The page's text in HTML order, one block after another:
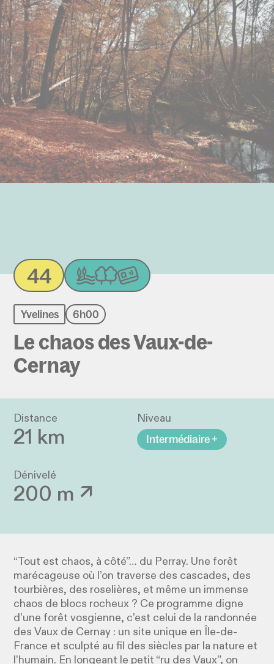
44
Yvelines 6h00
Le chaos des Vaux-de-
Cernay
Distance
21 km
Dénivelé
200 m ↗
Niveau
Intermédiaire +
“Tout est chaos, à côté”… du Perray. Une forêt
marécageuse où l’on traverse des cascades, des
tourbières, des roselières, et même un immense
chaos de blocs rocheux ? Ce programme digne
d’une forêt vosgienne, c’est celui de la randonnée
des Vaux de Cernay : un site unique en Île-de-
France et sculpté au fil des siècles par la nature et
l’humain. En longeant le petit “ru des Vaux”, on